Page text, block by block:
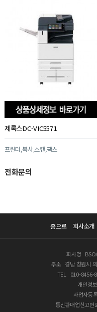
제록스DC-VIC5571
프린터,복사,스캔,팩스
전화문의
홈으로 회사소개
회사명
주소 경남 창원시
TEL 010-8456-
개인정
사업자등
통신판매업신고번